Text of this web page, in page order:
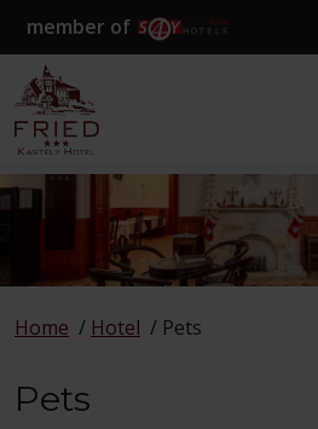
member of
Home / Hotel / Pets
Pets